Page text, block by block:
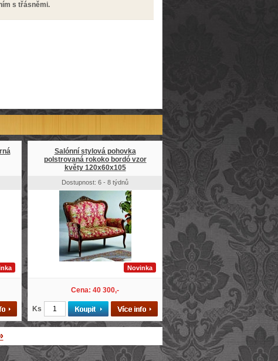
s třásněmi.
Salónní stylová pohovka
polstrovaná rokoko bordó vzor
květy 120x60x105
Dostupnost: 6 - 8 týdnů
Novinka
Cena: 40 300,-
Ks